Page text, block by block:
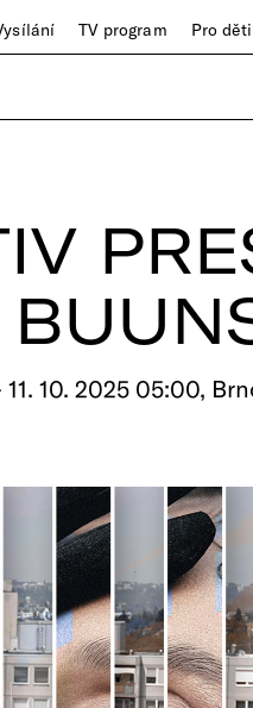
TV program Pro děti
10. 2025 05:00,